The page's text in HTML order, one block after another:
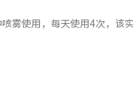
雾使用，每天使用4次，该实